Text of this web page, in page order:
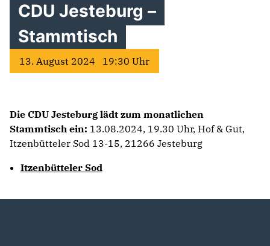
CDU Jesteburg –
Stammtisch
13. August 2024 19:30 Uhr
Die CDU Jesteburg lädt zum monatlichen
Stammtisch ein: 13.08.2024, 19.30 Uhr, Hof & Gut,
Itzenbütteler Sod 13-15, 21266 Jesteburg
Itzenbütteler Sod